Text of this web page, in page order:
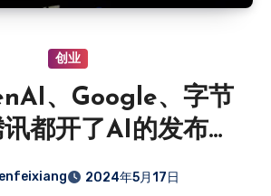
创业
、Google、字节
都开了AI的发布会
2024年5月17日